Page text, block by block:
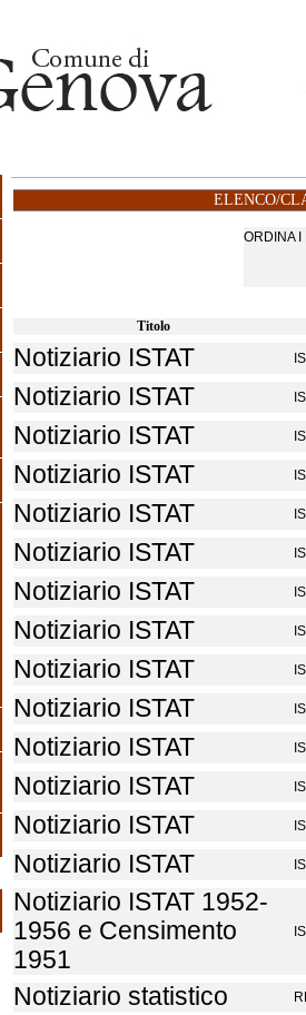
ELENCO/
Titolo
Notiziario ISTAT
Notiziario ISTAT
Notiziario ISTAT
Notiziario ISTAT
Notiziario ISTAT
Notiziario ISTAT
Notiziario ISTAT
Notiziario ISTAT
Notiziario ISTAT
Notiziario ISTAT
Notiziario ISTAT
Notiziario ISTAT
Notiziario ISTAT
Notiziario ISTAT
Notiziario ISTAT 1952-
1956 e Censimento
1951
Notiziario statistico